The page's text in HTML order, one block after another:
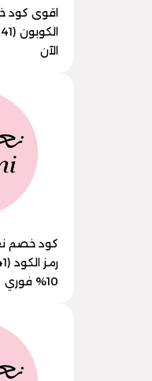
اقوى كود
الآن
كود خصم
10% فوري